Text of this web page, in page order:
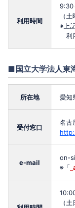
利用時間
9:30
（
※上
利
■国立大学法人東
所在地 愛知
受付窓口
名古
e-mail
on-
※「
（